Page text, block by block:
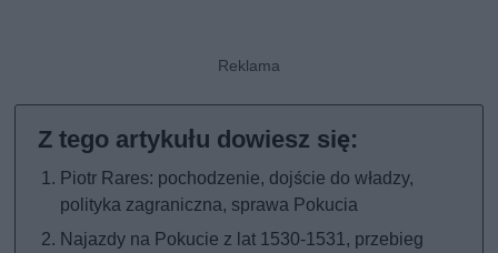
Piotr Rares: pochodzenie, dojście do władzy,
polityka zagraniczna, sprawa Pokucia
Najazdy na Pokucie z lat 1530-1531, przebieg